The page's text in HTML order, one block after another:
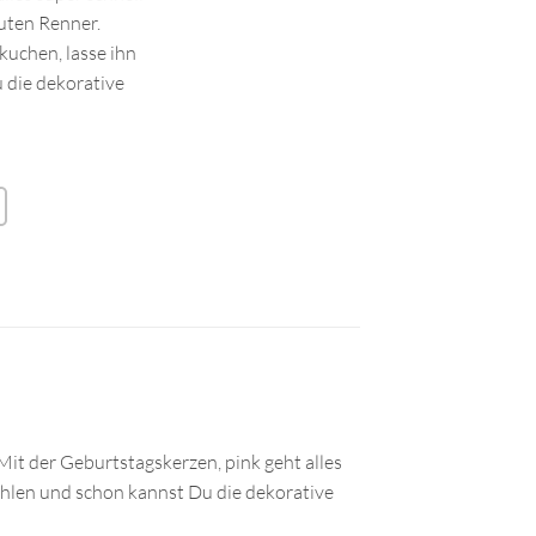
Renner.
lasse ihn
die dekorative
der Geburtstagskerzen, pink geht alles
und schon kannst Du die dekorative